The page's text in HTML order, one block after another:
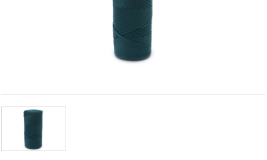
zobrazovali
obsah a
reklamu, a
pomocí
našich